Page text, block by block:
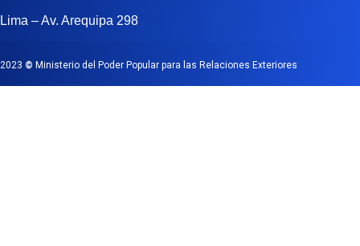
Lima – Av. Arequipa 298
2023 © Ministerio del Poder Popular para las Relaciones Exteriores